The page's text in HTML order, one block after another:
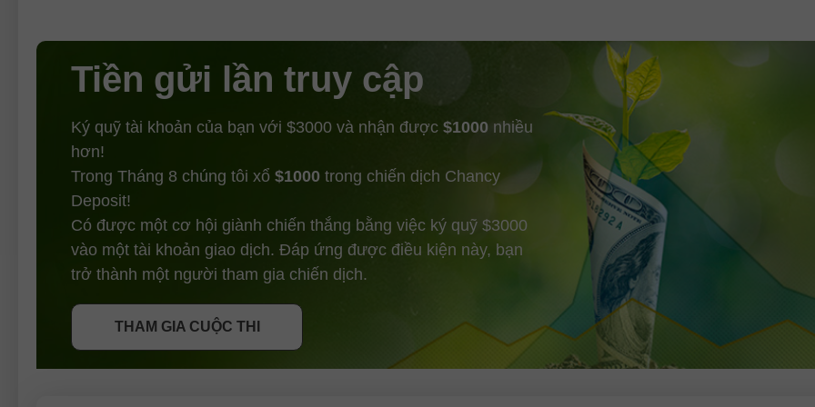
THAM GIA CUỘC THI
Tiền gửi lần truy cập
Ký quỹ tài khoản của bạn với $3000 và nhận được $1000 nhiều
hơn!
Trong Tháng 8 chúng tôi xổ $1000 trong chiến dịch Chancy
Deposit!
Có được một cơ hội giành chiến thắng bằng việc ký quỹ $3000
vào một tài khoản giao dịch. Đáp ứng được điều kiện này, bạn
trở thành một người tham gia chiến dịch.
THAM GIA CUỘC THI
THAM GIA CUỘC THI
NHẬN THƯỞNG